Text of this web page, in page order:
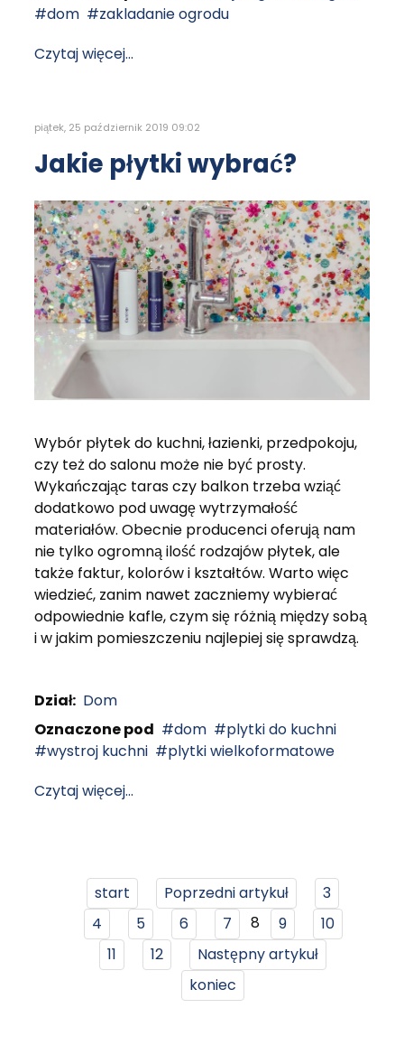
dom
zakladanie ogrodu
Czytaj więcej...
piątek, 25 październik 2019 09:02
Jakie płytki wybrać?
Wybór płytek do kuchni, łazienki, przedpokoju,
czy też do salonu może nie być prosty.
Wykańczając taras czy balkon trzeba wziąć
dodatkowo pod uwagę wytrzymałość
materiałów. Obecnie producenci oferują nam
nie tylko ogromną ilość rodzajów płytek, ale
także faktur, kolorów i kształtów. Warto więc
wiedzieć, zanim nawet zaczniemy wybierać
odpowiednie kafle, czym się różnią między sobą
i w jakim pomieszczeniu najlepiej się sprawdzą.
Dział: Dom
Oznaczone pod
dom
plytki do kuchni
wystroj kuchni
plytki wielkoformatowe
Czytaj więcej...
start Poprzedni artykuł
3
4
5 6 7 8 9
10
11
12
Następny artykuł
koniec